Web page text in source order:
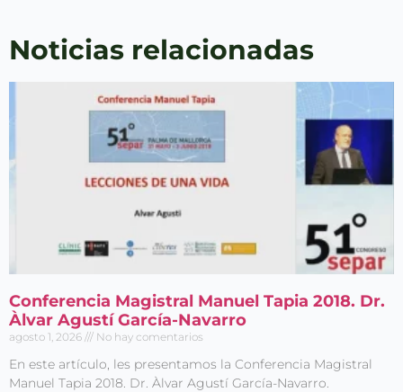
Noticias relacionadas
Conferencia Magistral Manuel Tapia 2018. Dr.
Àlvar Agustí García-Navarro
agosto 1, 2026 No hay comentarios
En este artículo, les presentamos la Conferencia Magistral
Manuel Tapia 2018. Dr. Àlvar Agustí García-Navarro.